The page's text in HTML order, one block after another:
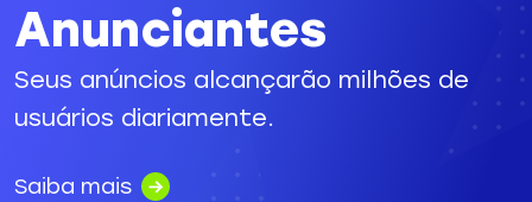
Anunciantes
Seus anúncios alcançarão milhões de
usuários diariamente.
Saiba mais